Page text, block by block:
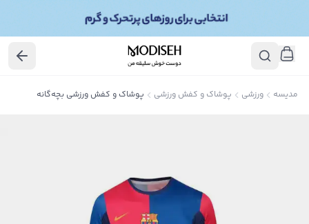
مدیسه ورزشی پوشاک و کفش ورزشی پوشاک و کفش ورزشی بچه‌گانه